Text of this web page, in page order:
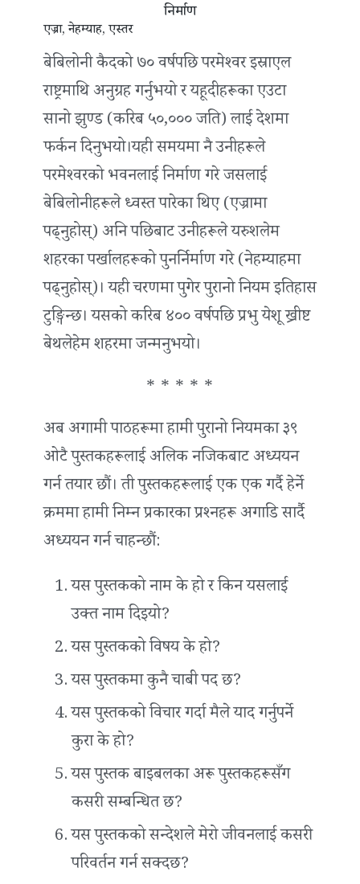
निर्माण
एज्रा, नेहम्याह, एस्तर
बेबिलोनी कैदको ७० वर्षपछि परमेश्‍वर इस्राएल
राष्ट्रमाथि अनुग्रह गर्नुभयो र यहूदीहरूका एउटा
सानो झुण्ड (करिब ५०,००० जति) लाई देशमा
फर्कन दिनुभयो।यही समयमा नै उनीहरूले
परमेश्‍वरको भवनलाई निर्माण गरे जसलाई
बेबिलोनीहरूले ध्वस्त पारेका थिए (एज्रामा
पढ्नुहोस्) अनि पछिबाट उनीहरूले यरुशलेम
शहरका पर्खालहरूको पुनर्निर्माण गरे (नेहम्याहमा
पढ्नुहोस्)। यही चरणमा पुगेर पुरानो नियम इतिहास
टुङ्गिन्छ। यसको करिब ४०० वर्षपछि प्रभु येशू ख्रीष्ट
बेथलेहेम शहरमा जन्मनुभयो।
* * * * *
अब अगामी पाठहरूमा हामी पुरानो नियमका ३९
ओटै पुस्तकहरूलाई अलिक नजिकबाट अध्ययन
गर्न तयार छौं। ती पुस्तकहरूलाई एक एक गर्दै हेर्ने
क्रममा हामी निम्न प्रकारका प्रश्‍नहरू अगाडि सार्दै
अध्ययन गर्न चाहन्छौं:
यस पुस्तकको नाम के हो र किन यसलाई
उक्त नाम दिइयो?
यस पुस्तकको विषय के हो?
यस पुस्तकमा कुनै चाबी पद छ?
यस पुस्तकको विचार गर्दा मैले याद गर्नुपर्ने
कुरा के हो?
यस पुस्तक बाइबलका अरू पुस्तकहरूसँग
कसरी सम्बन्धित छ?
यस पुस्तकको सन्देशले मेरो जीवनलाई कसरी
परिवर्तन गर्न सक्दछ?